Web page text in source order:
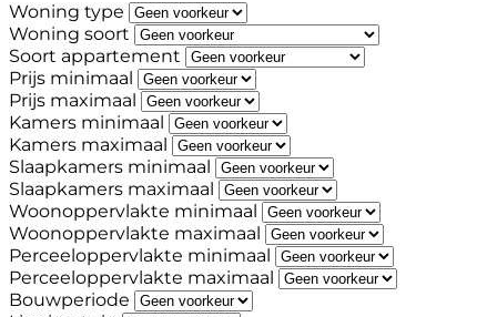
Woning type
Woning soort
Soort appartement
Prijs minimaal
Prijs maximaal
Kamers minimaal
Kamers maximaal
Slaapkamers minimaal
Slaapkamers maximaal
Woonoppervlakte minimaal
Woonoppervlakte maximaal
Perceeloppervlakte minimaal
Perceeloppervlakte maximaal
Bouwperiode